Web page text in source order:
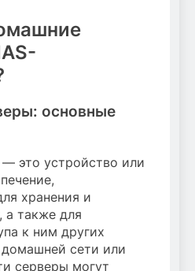
основные
это устройство или
хранения и
а также для
к ним других
сети или
серверы могут